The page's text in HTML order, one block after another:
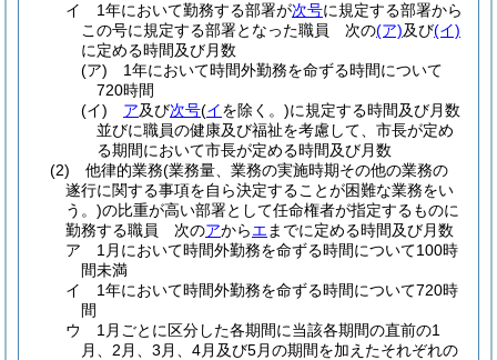
イ
1年において勤務する部署が次号に規定する部署から
この号に規定する部署となった職員 次の(ア)及び(イ)
に定める時間及び月数
(ア)
1年において時間外勤務を命ずる時間について
720時間
(イ)
ア及び次号(イを除く。)に規定する時間及び月数
並びに職員の健康及び福祉を考慮して、市長が定め
る期間において市長が定める時間及び月数
(2)
他律的業務(業務量、業務の実施時期その他の業務の
遂行に関する事項を自ら決定することが困難な業務をい
う。)の比重が高い部署として任命権者が指定するものに
勤務する職員 次のアからエ までに定める時間及び月数
ア
1月において時間外勤務を命ずる時間について100時
間未満
イ
1年において時間外勤務を命ずる時間について720時
間
ウ
1月ごとに区分した各期間に当該各期間の直前の1
月、2月、3月、4月及び5月の期間を加えたそれぞれの